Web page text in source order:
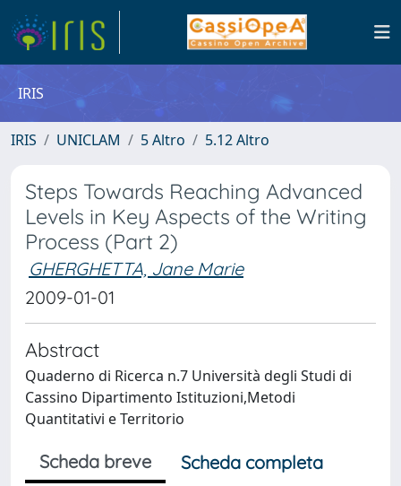
IRIS
IRIS UNICLAM 5 Altro 5.12 Altro
Steps Towards Reaching Advanced
Levels in Key Aspects of the Writing
Process (Part 2)
GHERGHETTA, Jane Marie
2009-01-01
Abstract
Quaderno di Ricerca n.7 Università degli Studi di
Cassino Dipartimento Istituzioni,Metodi
Quantitativi e Territorio
Scheda breve
Scheda completa